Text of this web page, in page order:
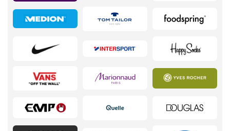
Elektronik Tierbedarf